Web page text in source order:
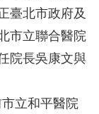
臺北市政府及
市立聯合醫院
院長吳康文與
立和平醫院